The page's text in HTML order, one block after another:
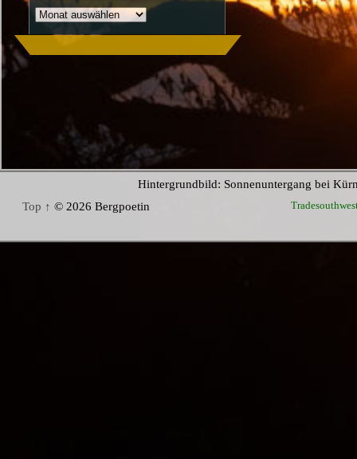
Archiv
Hintergrundbild: Sonnenuntergang bei
Top ↑ © 2026 Bergpoetin